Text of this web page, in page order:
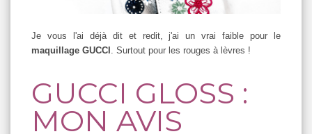
Je vous l'ai déjà dit et redit, j'ai un vrai faible pour le
maquillage GUCCI . Surtout pour les rouges à lèvres !
GUCCI GLOSS :
MON AVIS